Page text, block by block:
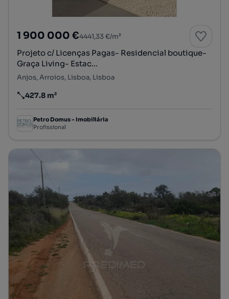
1 900 000 €4441,33 €/m²
Projeto c/ Licenças Pagas- Residencial boutique-
Graça Living- Estac...
Anjos, Arroios, Lisboa, Lisboa
Preço por metro quadrado
427.8 m²
Petro Domus - Imobiliária
Profissional